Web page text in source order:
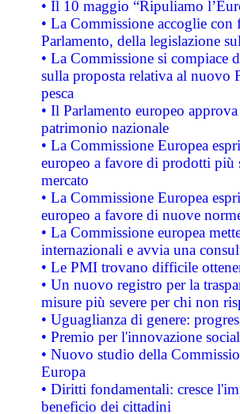
• Il 10 maggio “Ripuliamo
• La Commissione accoglie
Parlamento, della legislazione
• La Commissione si compiace
sulla proposta relativa al nuovo
pesca
• Il Parlamento europeo
patrimonio nazionale
• La Commissione Europea
europeo a favore di prodotti
mercato
• La Commissione Europea
europeo a favore di nuove
• La Commissione europea
internazionali e avvia una
• Le PMI trovano difficile
• Un nuovo registro per la
misure più severe per chi non
• Uguaglianza di genere:
• Premio per l'innovazione
• Nuovo studio della
Europa
• Diritti fondamentali: cresce
beneficio dei cittadini